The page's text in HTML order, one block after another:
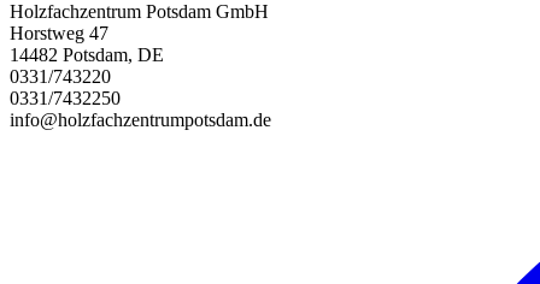
Holzfachzentrum Potsdam GmbH
Horstweg 47
14482 Potsdam, DE
0331/743220
0331/7432250
info@holzfachzentrumpotsdam.de